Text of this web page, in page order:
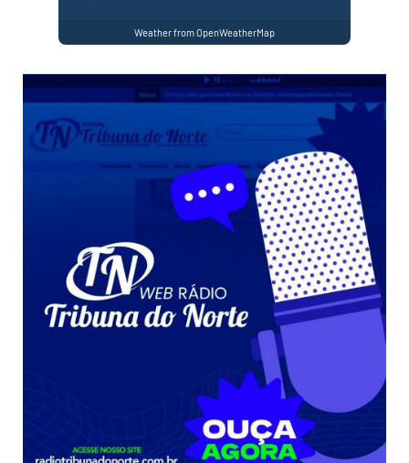
Weather from OpenWeatherMap